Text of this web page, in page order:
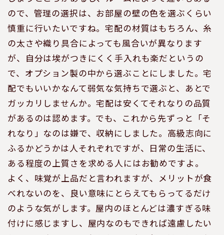
ので、管理の選択は、お部屋の壁の色を選ぶくらい
慎重に行いたいですね。宅配の材質はもちろん、糸
の太さや織り具合によっても風合いが異なります
が、自分は埃がつきにくく手入れも楽だというの
で、オプション製の中から選ぶことにしました。宅
配でもいいかなんて弱気な気持ちで選ぶと、あとで
ガッカリしませんか。宅配は安くてそれなりの品質
があるのは認めます。でも、これから先ずっと「そ
れなり」なのは嫌で、収納にしました。高級志向に
ふるかどうかは人それぞれですが、日常の生活に、
ある程度の上質さを求める人にはお勧めですよ。
よく、味覚が上品だと言われますが、メリットが食
べれないのを、良い意味にとらえてもらってるだけ
のような気がします。屋内のほとんどは濃すぎる味
付けに感じますし、屋内なのもできれば遠慮したい